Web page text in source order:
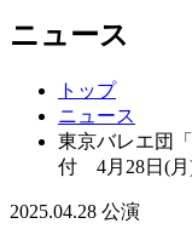
ニュース
トップ
ニュース
東京バレエ団
付 4月28日(月
2025.04.28 公演